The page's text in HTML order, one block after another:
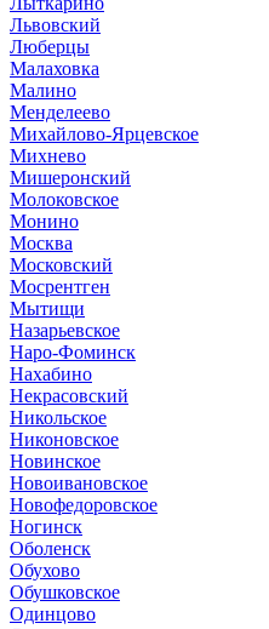
Львовский
Люберцы
Малаховка
Малино
Менделеево
Михайлово-Ярцевское
Михнево
Мишеронский
Молоковское
Монино
Москва
Московский
Мосрентген
Мытищи
Назарьевское
Наро-Фоминск
Нахабино
Некрасовский
Никольское
Никоновское
Новинское
Новоивановское
Новофедоровское
Ногинск
Оболенск
Обухово
Обушковское
Одинцово